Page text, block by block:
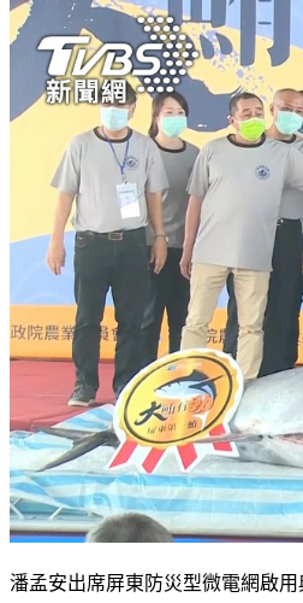
潘孟安出席屏東防災型微電網啟